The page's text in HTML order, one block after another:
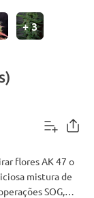
+3
flores AK 47 o
mistura de
SOG,